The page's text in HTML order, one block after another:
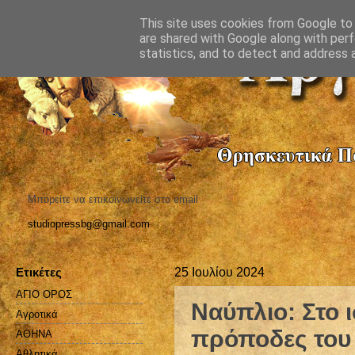
Μπορείτε να επικοινωνείτε στο email
studiopressbg@gmail.com
25 Ιουλίου 2024
Ναύπλιο: Στο
πρόποδες του
Ετικέτες
ΑΓΙΟ ΟΡΟΣ
Αγροτικά
ΑΘΗΝΑ
This site uses cookies from Google
are shared with Google along with
statistics, and to detect and address